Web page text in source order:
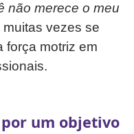
não merece o meu
vezes se
força motriz em
um objetivo